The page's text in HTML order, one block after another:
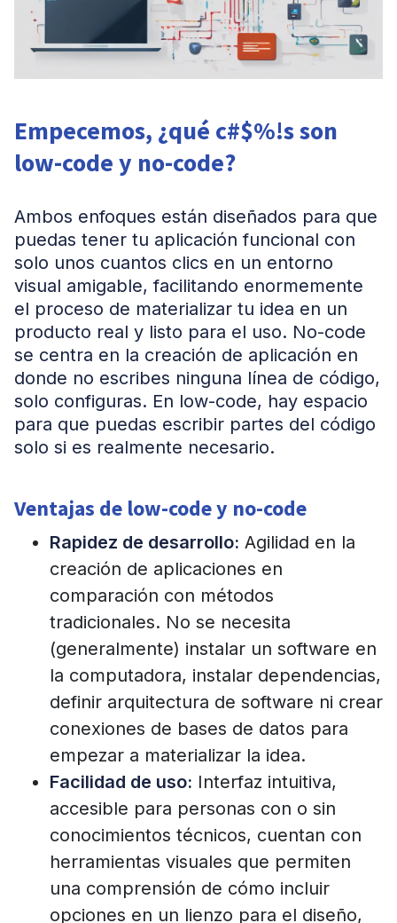
Empecemos, ¿qué c#$%!s son
low-code y no-code?
Ambos enfoques están diseñados para que
puedas tener tu aplicación funcional con
solo unos cuantos clics en un entorno
visual amigable, facilitando enormemente
el proceso de materializar tu idea en un
producto real y listo para el uso. No-code
se centra en la creación de aplicación en
donde no escribes ninguna línea de código,
solo configuras. En low-code, hay espacio
para que puedas escribir partes del código
solo si es realmente necesario.
Ventajas de low-code y no-code
Rapidez de desarrollo: Agilidad en la
creación de aplicaciones en
comparación con métodos
tradicionales. No se necesita
(generalmente) instalar un software en
la computadora, instalar dependencias,
definir arquitectura de software ni crear
conexiones de bases de datos para
empezar a materializar la idea.
Facilidad de uso: Interfaz intuitiva,
accesible para personas con o sin
conocimientos técnicos, cuentan con
herramientas visuales que permiten
una comprensión de cómo incluir
opciones en un lienzo para el diseño,